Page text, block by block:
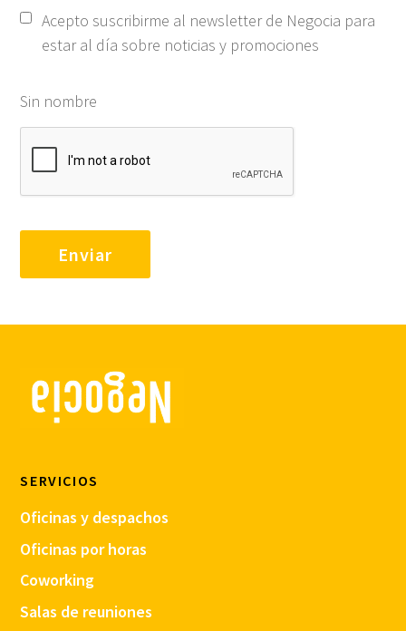
Acepto suscribirme al newsletter de Negocia para
estar al día sobre noticias y promociones
Sin nombre
SERVICIOS
Oficinas y despachos
Oficinas por horas
Coworking
Salas de reuniones